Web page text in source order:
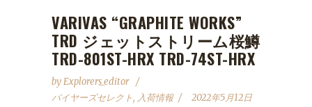
VARIVAS “GRAPHITE WORKS”
TRD ジェットストリーム桜鱒
TRD-801ST-HRX TRD-74ST-HRX
byExplorers_editor
バイヤーズセレクト, 入荷情報 2022年5月12日